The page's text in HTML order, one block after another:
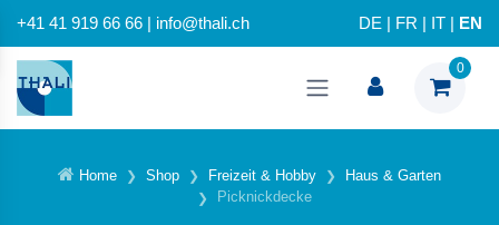
+41 41 919 66 66 | info@thali.ch DE FR IT EN
0
Home Shop Freizeit & Hobby
Haus & Garten
Picknickdecke